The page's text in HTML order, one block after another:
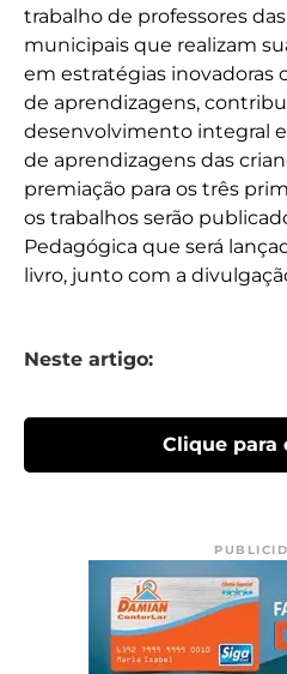
trabalho de professores
municipais que realizam
em estratégias inovadoras
de aprendizagens,
desenvolvimento integral
de aprendizagens das
premiação para os três
os trabalhos serão
Pedagógica que será
livro, junto com a
Neste artigo:
Clique para